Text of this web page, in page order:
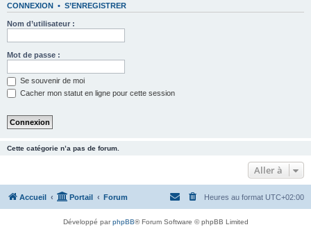
e
CONNEXION • S’ENREGISTRER
Nom d’utilisateur :
Mot de passe :
Se souvenir de moi
Cacher mon statut en ligne pour cette session
Cette catégorie n’a pas de forum.
Aller à
Accueil Portail Forum Heures au format UTC+02:00
Développé parphpBB® Forum Software © phpBB Limited